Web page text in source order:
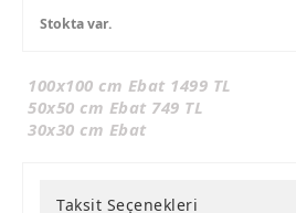
Stokta var.
100x100 cm Ebat 1499 TL
50x50 cm Ebat 749 TL
30x30 cm Ebat
Taksit Seçenekleri